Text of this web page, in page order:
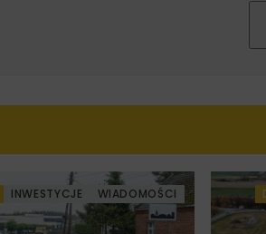
INWESTYCJE WIADOMOŚCI